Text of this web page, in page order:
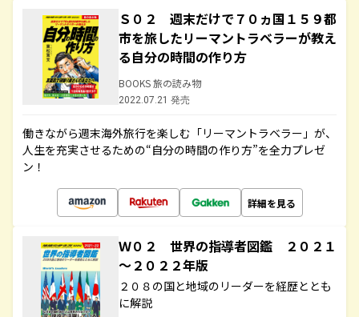
Ｓ０２ 週末だけで７０ヵ国１５９都
市を旅したリーマントラベラーが教え
る自分の時間の作り方
BOOKS 旅の読み物
2022.07.21 発売
働きながら週末海外旅行を楽しむ「リーマントラベラー」が、
人生を充実させるための“自分の時間の作り方”を全力プレゼ
ン！
詳細を見る
Ｗ０２ 世界の指導者図鑑 ２０２１
～２０２２年版
２０８の国と地域のリーダーを経歴ととも
に解説